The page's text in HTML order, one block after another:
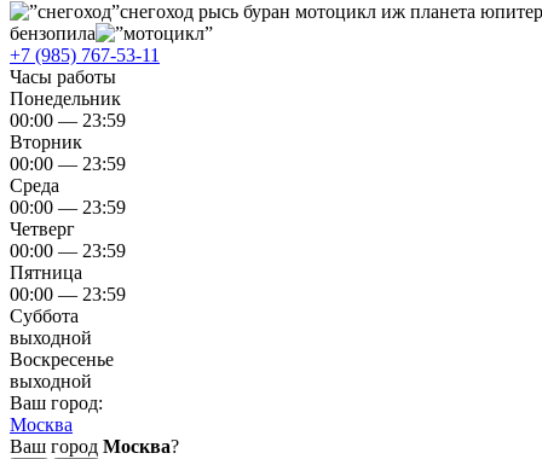
снегоход рысь буран мотоцикл иж планета
бензопила
+7 (985) 767-53-11
Часы работы
Понедельник
00:00 — 23:59
Вторник
00:00 — 23:59
Среда
00:00 — 23:59
Четверг
00:00 — 23:59
Пятница
00:00 — 23:59
Суббота
выходной
Воскресенье
выходной
Ваш город:
Москва
Ваш город Москва?